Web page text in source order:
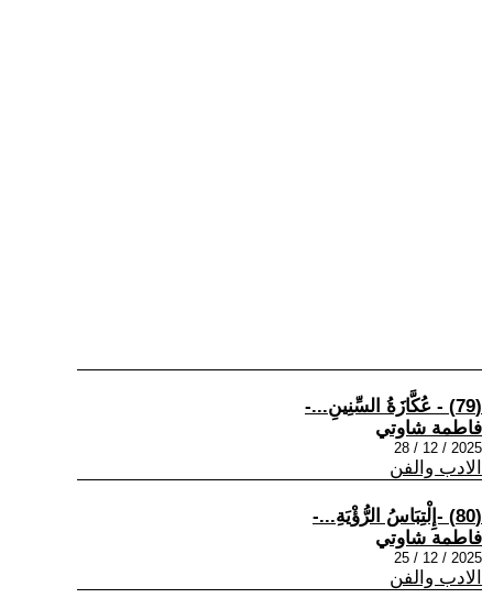
(79) - عُكَّازَةُ السِّنِينِ...-
فاطمة شاوتي
2025 / 12 / 28
الادب والفن
(80) -إِلْتِبَاسُ الرُّؤْيَةِ...-
فاطمة شاوتي
2025 / 12 / 25
الادب والفن